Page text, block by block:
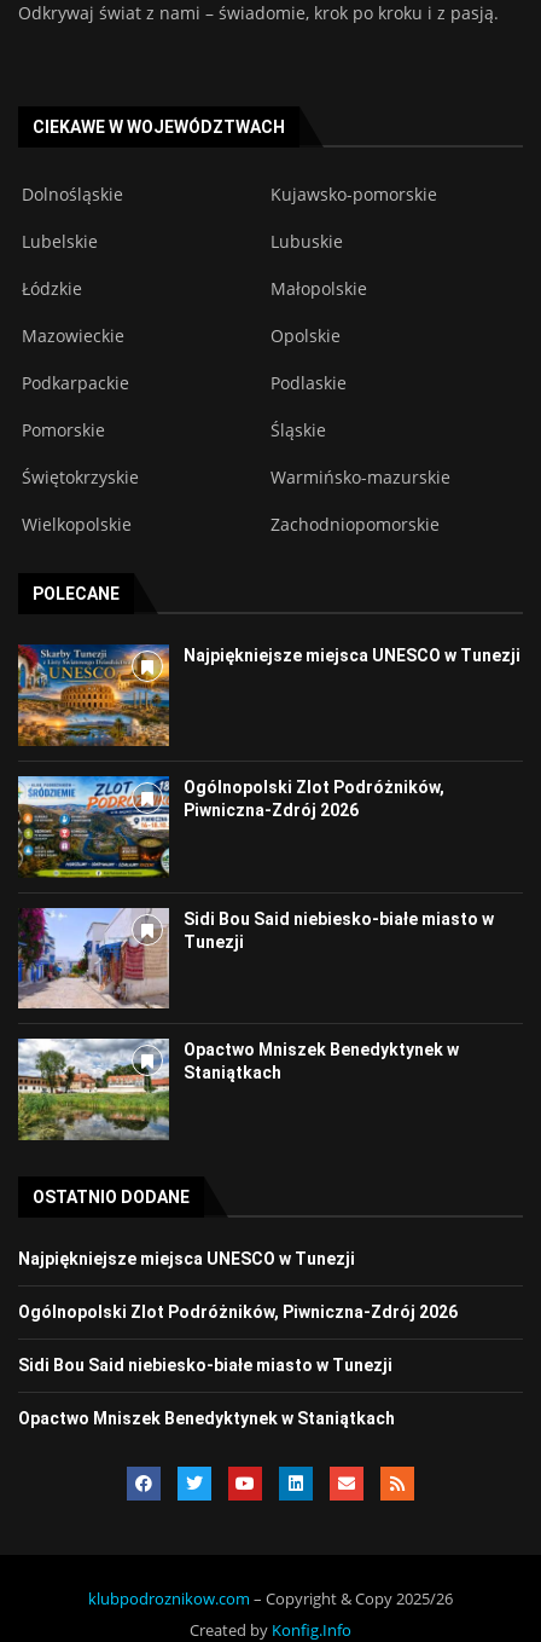
Odkrywaj świat z nami – świadomie, krok po kroku i z pasją.
CIEKAWE W WOJEWÓDZTWACH
Dolnośląskie Kujawsko-pomorskie
Lubelskie Lubuskie
Łódzkie Małopolskie
Mazowieckie Opolskie
Podkarpackie Podlaskie
Pomorskie Śląskie
Świętokrzyskie Warmińsko-mazurskie
Wielkopolskie Zachodniopomorskie
POLECANE
Najpiękniejsze miejsca UNESCO w Tunezji
Ogólnopolski Zlot Podróżników,
Piwniczna-Zdrój 2026
Sidi Bou Said niebiesko-białe miasto w
Tunezji
Opactwo Mniszek Benedyktynek w
Staniątkach
OSTATNIO DODANE
Najpiękniejsze miejsca UNESCO w Tunezji
Ogólnopolski Zlot Podróżników, Piwniczna-Zdrój 2026
Sidi Bou Said niebiesko-białe miasto w Tunezji
Opactwo Mniszek Benedyktynek w Staniątkach
klubpodroznikow.com – Copyright & Copy 2025/26
Created by Konfig.Info